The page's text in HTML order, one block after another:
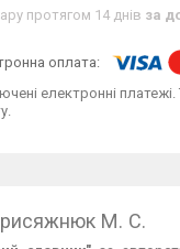
протягом 14 днів за
електронні
М. С.